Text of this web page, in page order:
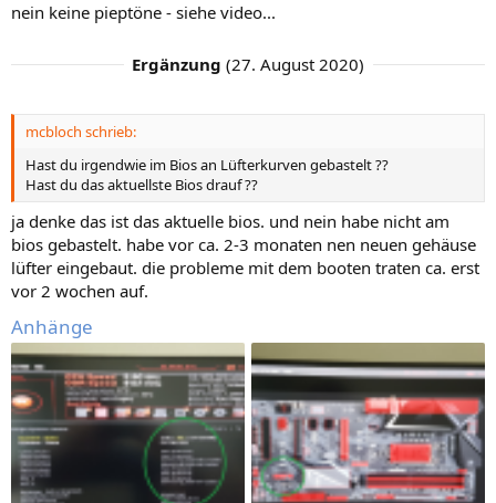
nein keine pieptöne - siehe video...
Ergänzung (27. August 2020)
mcbloch schrieb:
Hast du irgendwie im Bios an Lüfterkurven gebastelt ??
Hast du das aktuellste Bios drauf ??
ja denke das ist das aktuelle bios. und nein habe nicht am
bios gebastelt. habe vor ca. 2-3 monaten nen neuen gehäuse
lüfter eingebaut. die probleme mit dem booten traten ca. erst
vor 2 wochen auf.
Anhänge